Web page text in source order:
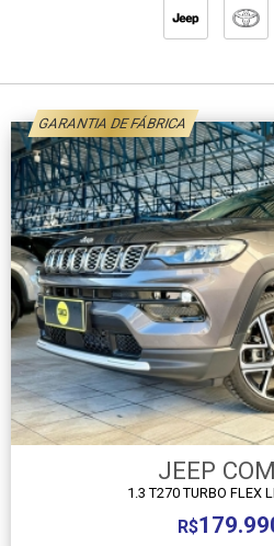
GARANTIA DE FÁBRICA
JEEP
1.3 T270 TURBO FLEX
R$